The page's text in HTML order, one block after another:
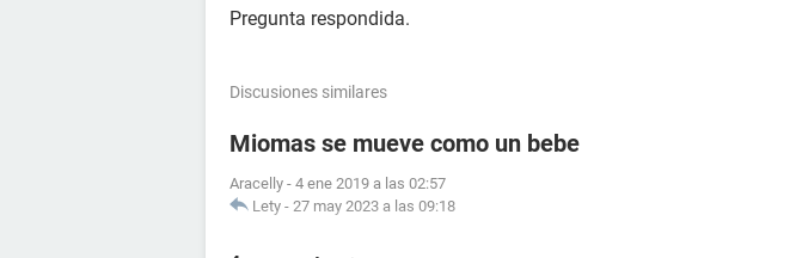
Pregunta respondida.
Discusiones similares
Miomas se mueve como un bebe
Aracelly - 4 ene 2019 a las 02:57
Lety - 27 may 2023 a las 09:18